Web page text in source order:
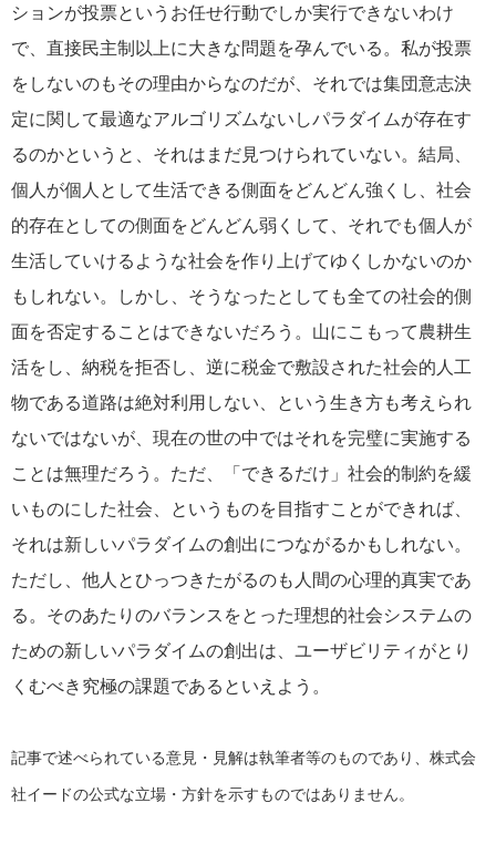
ションが投票というお任せ行動でしか実行できないわけ
で、直接民主制以上に大きな問題を孕んでいる。私が投票
をしないのもその理由からなのだが、それでは集団意志決
定に関して最適なアルゴリズムないしパラダイムが存在す
るのかというと、それはまだ見つけられていない。結局、
個人が個人として生活できる側面をどんどん強くし、社会
的存在としての側面をどんどん弱くして、それでも個人が
生活していけるような社会を作り上げてゆくしかないのか
もしれない。しかし、そうなったとしても全ての社会的側
面を否定することはできないだろう。山にこもって農耕生
活をし、納税を拒否し、逆に税金で敷設された社会的人工
物である道路は絶対利用しない、という生き方も考えられ
ないではないが、現在の世の中ではそれを完璧に実施する
ことは無理だろう。ただ、「できるだけ」社会的制約を緩
いものにした社会、というものを目指すことができれば、
それは新しいパラダイムの創出につながるかもしれない。
ただし、他人とひっつきたがるのも人間の心理的真実であ
る。そのあたりのバランスをとった理想的社会システムの
ための新しいパラダイムの創出は、ユーザビリティがとり
くむべき究極の課題であるといえよう。
記事で述べられている意見・見解は執筆者等のものであり、株式会
社イードの公式な立場・方針を示すものではありません。